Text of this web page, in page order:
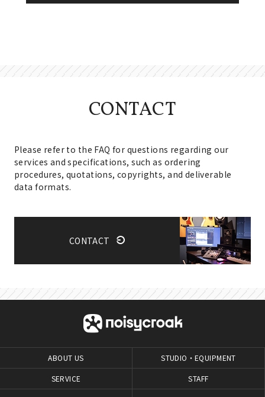
CONTACT
Please refer to the FAQ for questions regarding our
services and specifications, such as ordering
procedures, quotations, copyrights, and deliverable
data formats.
CONTACT
ABOUT US
SERVICE
STUDIO・EQUIPMENT
STAFF